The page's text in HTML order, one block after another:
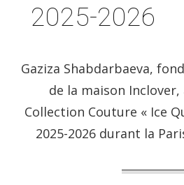
2025-2026
Gaziza Shabdarbaeva,
de la maison
Collection Couture « Ice
2025-2026 durant la